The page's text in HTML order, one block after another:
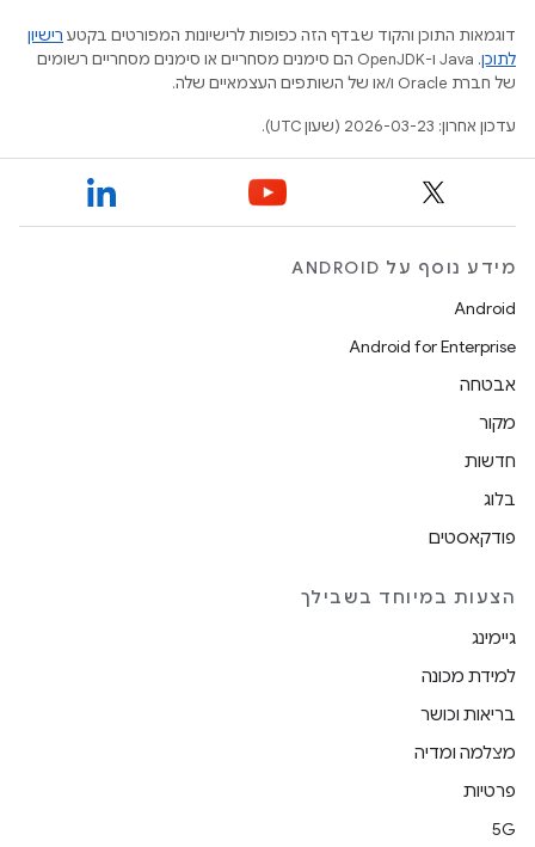
דוגמאות התוכן והקוד שבדף הזה כפופות לרישיונות המפורטים בקטע רישיון
לתוכן
.‏ Java ו-OpenJDK הם סימנים מסחריים או סימנים מסחריים רשומים
של חברת Oracle ו/או של השותפים העצמאיים שלה.
עדכון אחרון: 2026-03-23 (שעון UTC).
מידע נוסף על ANDROID
Android
Android for Enterprise
אבטחה
מקור
חדשות
בלוג
פודקאסטים
הצעות במיוחד בשבילך
גיימינג
למידת מכונה
בריאות וכושר
מצלמה ומדיה
פרטיות
5G